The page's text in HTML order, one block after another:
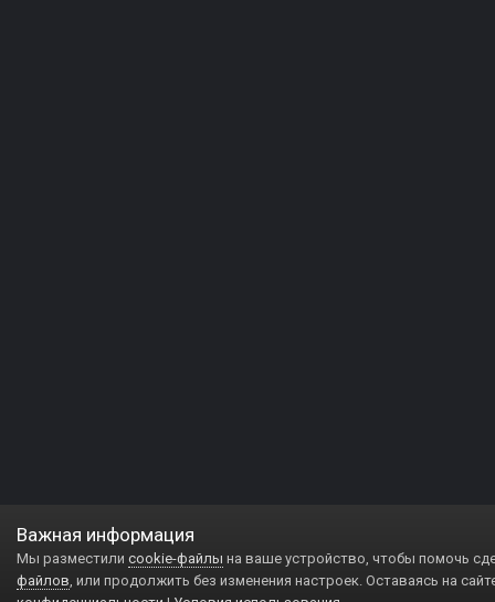
Важная информация
Мы разместили cookie-файлы на ваше устройство, чтобы помочь
файлов, или продолжить без изменения настроек. Оставаясь на